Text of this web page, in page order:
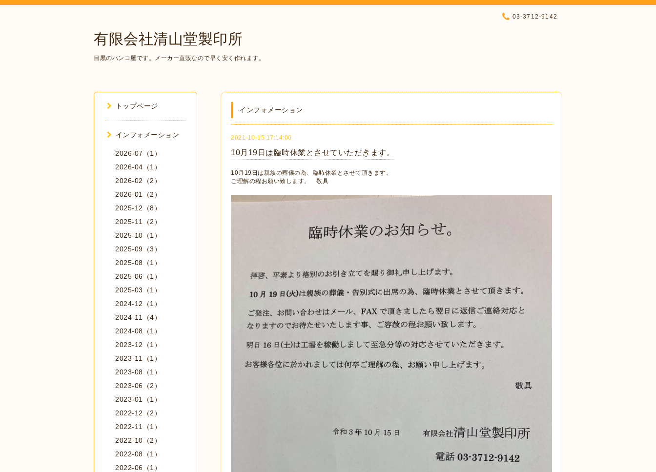
有限会社清山堂製印所
目黒のハンコ屋です。メーカー直販なので早く安く作れます。
03-3712-9142
インフォメーション
2021-10-15 17:14:00
10月19日は臨時休業とさせていただきます。
10月19日は親族の葬儀の為、臨時休業とさせて頂きます。
ご理解の程お願い致します。 敬具
トップページ
インフォメーション
2026-07（1）
2026-04（1）
2026-02（2）
2026-01（2）
2025-12（8）
2025-11（2）
2025-10（1）
2025-09（3）
2025-08（1）
2025-06（1）
2025-03（1）
2024-12（1）
2024-11（4）
2024-08（1）
2023-12（1）
2023-11（1）
2023-08（1）
2023-06（2）
2023-01（1）
2022-12（2）
2022-11（1）
2022-10（2）
2022-08（1）
2022-06（1）